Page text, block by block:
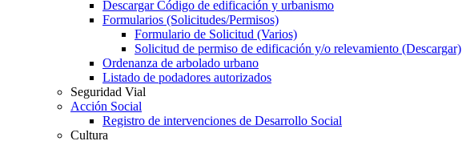
Descargar Código de edificación y urbanismo
Formularios (Solicitudes/Permisos)
Formulario de Solicitud (Varios)
Solicitud de permiso de edificación y/o relevamiento (Descargar)
Ordenanza de arbolado urbano
Listado de podadores autorizados
Seguridad Vial
Acción Social
Registro de intervenciones de Desarrollo Social
Cultura